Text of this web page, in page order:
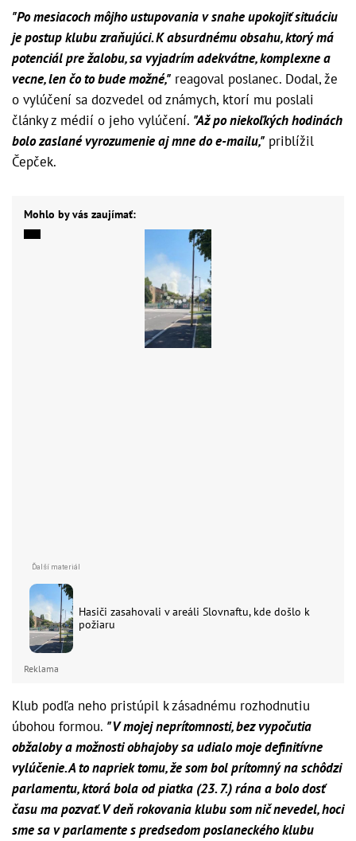
"Po mesiacoch môjho ustupovania v snahe upokojiť situáciu
je postup klubu zraňujúci. K absurdnému obsahu, ktorý má
potenciál pre žalobu, sa vyjadrím adekvátne, komplexne a
vecne, len čo to bude možné," reagoval poslanec. Dodal, že
o vylúčení sa dozvedel od známych, ktorí mu poslali
články z médií o jeho vylúčení. "Až po niekoľkých hodinách
bolo zaslané vyrozumenie aj mne do e-mailu," priblížil
Čepček.
Mohlo by vás zaujímať:
Hasiči zasahovali v areáli Slovnaftu, kde došlo k
požiaru
Reklama
Klub podľa neho pristúpil k zásadnému rozhodnutiu
úbohou formou. "V mojej neprítomnosti, bez vypočutia
obžaloby a možnosti obhajoby sa udialo moje definitívne
vylúčenie. A to napriek tomu, že som bol prítomný na schôdzi
parlamentu, ktorá bola od piatka (23. 7.) rána a bolo dosť
času ma pozvať. V deň rokovania klubu som nič nevedel, hoci
sme sa v parlamente s predsedom poslaneckého klubu